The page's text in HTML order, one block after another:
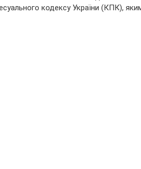
кодексу України (КПК),